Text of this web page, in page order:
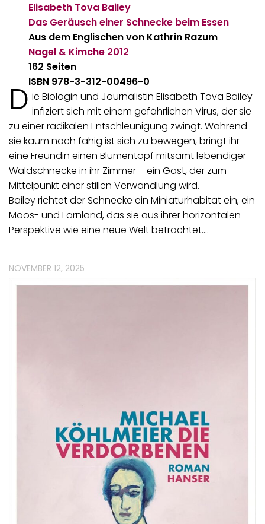
Elisabeth Tova Bailey
Das Geräusch einer Schnecke beim Essen
Aus dem Englischen von Kathrin Razum
Nagel & Kimche 2012
162 Seiten
ISBN 978-3-312-00496-0
D ie Biologin und Journalistin Elisabeth Tova Bailey
infiziert sich mit einem gefährlichen Virus, der sie
zu einer radikalen Entschleunigung zwingt. Während
sie kaum noch fähig ist sich zu bewegen, bringt ihr
eine Freundin einen Blumentopf mitsamt lebendiger
Waldschnecke in ihr Zimmer – ein Gast, der zum
Mittelpunkt einer stillen Verwandlung wird.
Bailey richtet der Schnecke ein Miniaturhabitat ein, ein
Moos- und Farnland, das sie aus ihrer horizontalen
Perspektive wie eine neue Welt betrachtet.…
NOVEMBER 12, 2025